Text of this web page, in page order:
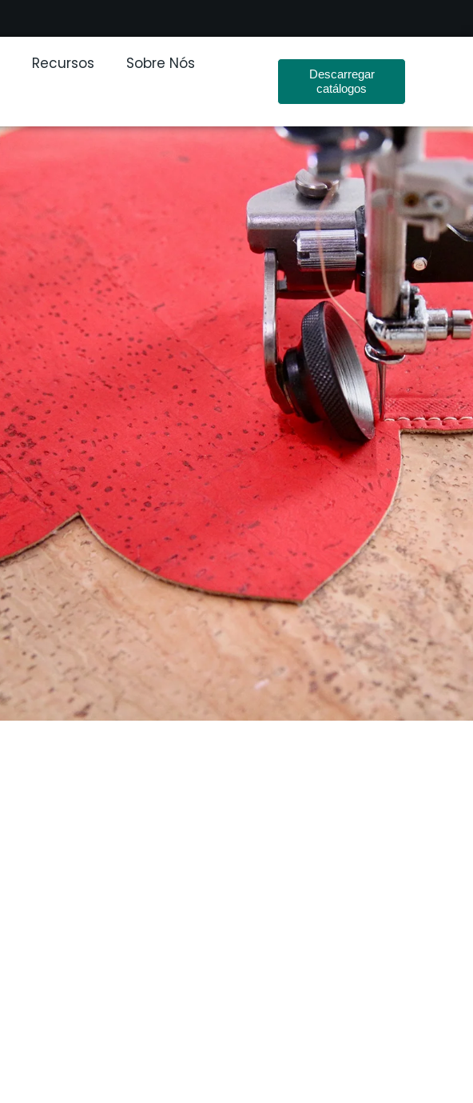
Recursos
Sobre Nós
Descarregar
catálogos